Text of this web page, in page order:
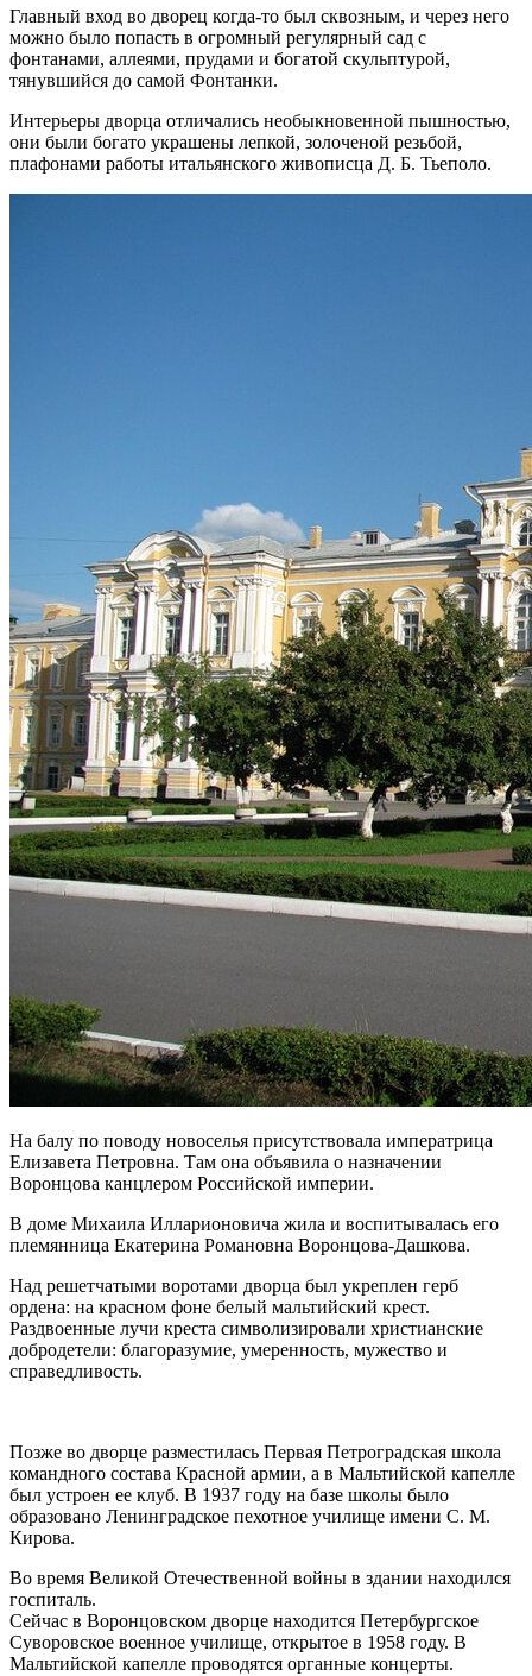
Главный вход во дворец когда-то был сквозным, и через него
можно было попасть в огромный регулярный сад с
фонтанами, аллеями, прудами и богатой скульптурой,
тянувшийся до самой Фонтанки.
Интерьеры дворца отличались необыкновенной пышностью,
они были богато украшены лепкой, золоченой резьбой,
плафонами работы итальянского живописца Д. Б. Тьеполо.
На балу по поводу новоселья присутствовала императрица
Елизавета Петровна. Там она объявила о назначении
Воронцова канцлером Российской империи.
В доме Михаила Илларионовича жила и воспитывалась его
племянница Екатерина Романовна Воронцова-Дашкова.
Над решетчатыми воротами дворца был укреплен герб
ордена: на красном фоне белый мальтийский крест.
Раздвоенные лучи креста символизировали христианские
добродетели: благоразумие, умеренность, мужество и
справедливость.
Позже во дворце разместилась Первая Петроградская школа
командного состава Красной армии, а в Мальтийской капелле
был устроен ее клуб. В 1937 году на базе школы было
образовано Ленинградское пехотное училище имени С. М.
Кирова.
Во время Великой Отечественной войны в здании находился
госпиталь.
Сейчас в Воронцовском дворце находится Петербургское
Суворовское военное училище, открытое в 1958 году. В
Мальтийской капелле проводятся органные концерты.